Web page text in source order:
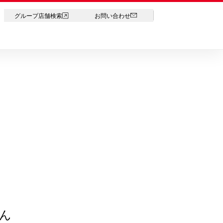
グループ店舗検索 お問い合わせ